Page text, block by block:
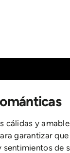
cálidas y
garantizar
sentimientos de